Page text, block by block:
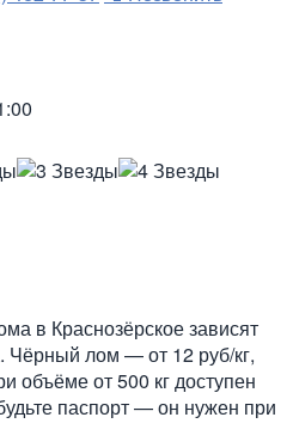
в Краснозёрское зависят
Чёрный лом — от 12 руб/кг,
объёме от 500 кг доступен
паспорт — он нужен при